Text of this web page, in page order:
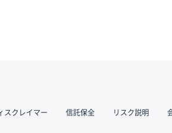
スクレイマー 信託保全 リスク説明